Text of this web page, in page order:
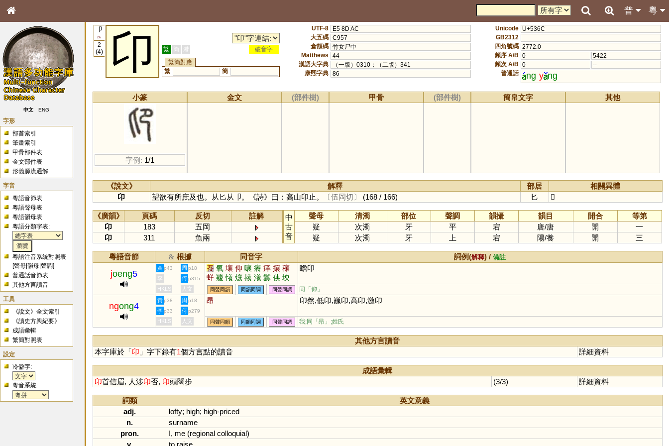
粵
普
中文 ENG
字形
部首索引
筆畫索引
甲骨部件表
金文部件表
形義源流通解
字音
粵語音節表
粵語聲母表
粵語韻母表
粵語分類字表:
粵語注音系統對照表
[聲母 |韻母 |聲調]
普通話音節表
其他方言讀音
工具
《說文》全文索引
《讀史方輿紀要》
成語彙輯
繁簡對照表
設定
冷僻字:
粵音系統:
卩
26
2
(4)
卬 繁 簡 港
破音字
繁簡對應
繁
簡
UTF-8
E5 8D AC
大五碼 C957
倉頡碼 竹女尸中
Matthews
44
漢語大字典
（一版）0310；（二版）341
康熙字典 86
Unicode U+536C
GB2312
四角號碼 2772.0
頻序 A/B 0
5422
頻次 A/B 0
--
普通話
ng y ng
小篆
字例: 1/1
金文 (部件樹) 甲骨 (部件樹) 簡帛文字 其他
《說文》 解釋 部居
相關異體
卬
望欲有所庶及也。从匕从卩。《詩》曰：高山卬止。 〔伍岡切〕 (168 / 166) 匕 𠨐
《廣韻》 頁碼 反切
註解
卬
183
五岡
卬
311 魚兩
中
古
音
聲母 清濁 部位 聲調 韻攝 韻目 開合
等第
疑
次濁 牙 平 宕 唐/唐 開
一
疑
次濁 牙 上 宕 陽/養 開 三
粵語音節 & 根據 同音字 詞例(解釋) /備註
joeng5
黃 p43 周 p18 養 氧 壤 仰 嚷 癢 痒 攘 穰
蛘 羻 懩 爙 攁 瀁 鬤 佒 坱
瞻卬
李 何 p315
HKLS 人文 同聲同韻 同韻同調 同聲同調 同「仰 」
ngong4
黃 p38 周 p18 昂 卬然,低卬,巍卬,高卬,激卬
李 p33 何 p279
HKLS 人文 同聲同韻 同韻同調 同聲同調 我;同「昂 」;姓氏
其他方言讀音
本字庫於「卬 」字下錄有1個方言點的讀音 詳細資料
成語彙輯
卬首信眉, 人涉卬否, 卬頭闊步 (3/3) 詳細資料
詞類
英文意義
adj.
lofty; high; high-priced
n.
surname
pron.
I, me(regional colloquial)